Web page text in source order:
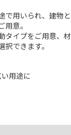
で用いられ、建物と
意。
タイプをご用意、材
できます。
用途に